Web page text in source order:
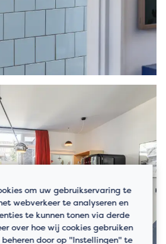
om uw gebruikservaring te
webverkeer te analyseren en
te kunnen tonen via derde
over hoe wij cookies gebruiken
door op "Instellingen" te